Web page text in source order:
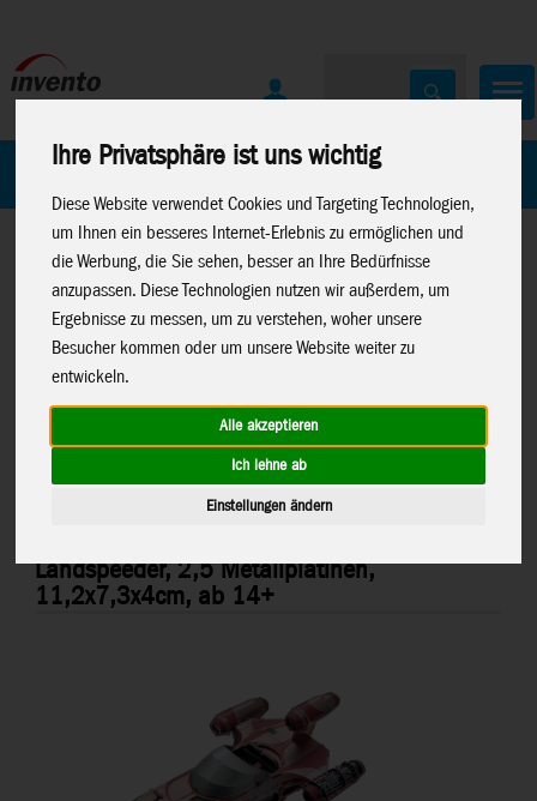
Ihre Privatsphäre ist uns wichtig
Diese Website verwendet Cookies und Targeting Technologien,
um Ihnen ein besseres Internet-Erlebnis zu ermöglichen und
die Werbung, die Sie sehen, besser an Ihre Bedürfnisse
anzupassen. Diese Technologien nutzen wir außerdem, um
Ergebnisse zu messen, um zu verstehen, woher unsere
Besucher kommen oder um unsere Website weiter zu
entwickeln.
Alle akzeptieren
Ich lehne ab
Einstellungen ändern
Home Marken
Home>Spielwaren
>Star Wars
Landspeeder, 2,5 Metallplatinen,
11,2x7,3x4cm, ab 14+